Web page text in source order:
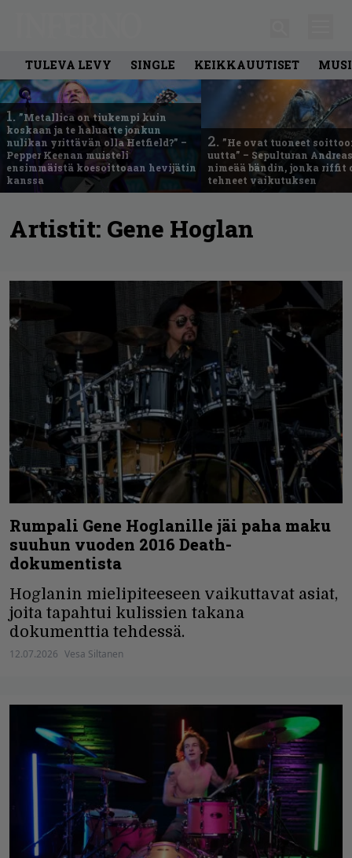
TULEVA LEVY SINGLE KEIKKAUUTISET
1. ”Metallica on tiukempi kuin
koskaan ja te haluatte jonkun
nulikan yrittävän olla Hetfield?” –
Pepper Keenan muisteli
ensimmäistä koesoittoaan hevijätin
kanssa
2. ”He ovat tuoneet
uutta” – Sepulturan
nimeää bändin, jonka riffit
tehneet vaikutuksen
Artistit: Gene Hoglan
Rumpali Gene Hoglanille jäi paha maku
suuhun vuoden 2016 Death-
dokumentista
Hoglanin mielipiteeseen vaikuttavat asiat,
joita tapahtui kulissien takana
dokumenttia tehdessä.
12.07.2026 Vesa Siltanen